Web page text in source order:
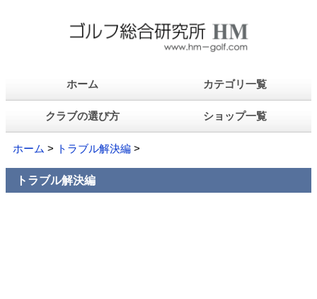
ホーム カテゴリ一覧
クラブの選び方 ショップ一覧
ホーム > トラブル解決編 >
トラブル解決編